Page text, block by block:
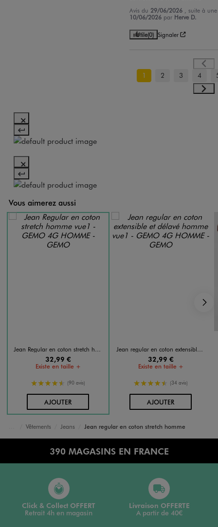
Avis du 29/06/2026 , suite à
10/06/2026 par Herve D.
Utile(0) Signaler
1 2 3 4
Vous aimerez aussi
Jean Regular en coton stretch homme
32,99 €
Existe en taille +
4.5/5 de moyenne
(90 avis)
AJOUTERAU PANIER
Jean regular en coton extensible et délavé homme
32,99 €
Existe en taille +
4.5/5 de moyenne
(34 avis)
AJOUTERAU PANIER
Vêtements Jeans Jean regular en coton stretch homme
390 MAGASINS EN FRANCE
Click & Collect OFFERT
Retrait 4h en magasin
Livraison OFFERTE
A partir de 40€